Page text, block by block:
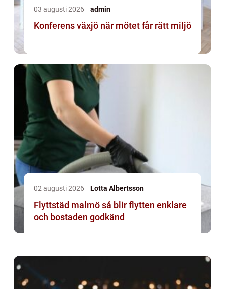
03 augusti 2026 admin
Konferens växjö när mötet får rätt miljö
02 augusti 2026 Lotta Albertsson
Flyttstäd malmö så blir flytten enklare
och bostaden godkänd